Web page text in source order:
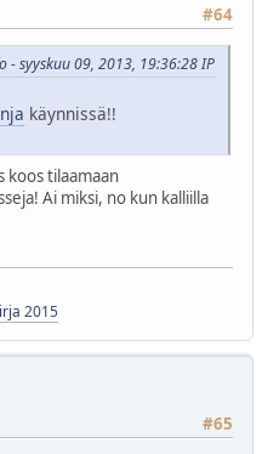
#64
- syyskuu 09, 2013, 19:36:28 IP
käynnissä!!
koos tilaamaan
Ai miksi, no kun kalliilla
2015
#65